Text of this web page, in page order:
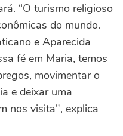
“O turismo religioso
do mundo.
e Aparecida
fé em Maria, temos
movimentar o
e deixar uma
nos visita", explica